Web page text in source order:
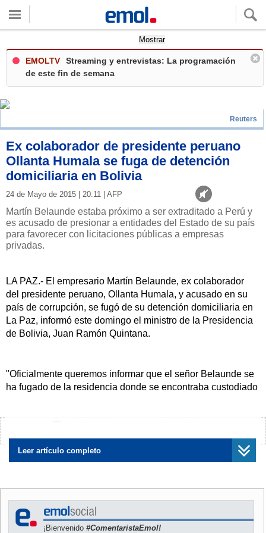
Mostrar
EMOLTV
Streaming y entrevistas: La programación
de este fin de semana
Reuters
Ex colaborador de presidente peruano
Ollanta Humala se fuga de detención
domiciliaria en Bolivia
24 de Mayo de 2015 | 20:11 | AFP
Martín Belaunde estaba próximo a ser extraditado a Perú y
es acusado de presionar a entidades del Estado de su país
para favorecer con licitaciones públicas a empresas
privadas.
LA PAZ.- El empresario Martín Belaunde, ex colaborador
del presidente peruano, Ollanta Humala, y acusado en su
país de corrupción, se fugó de su detención domiciliaria en
La Paz, informó este domingo el ministro de la Presidencia
de Bolivia, Juan Ramón Quintana.
"Oficialmente queremos informar que el señor Belaunde se
ha fugado de la residencia donde se encontraba custodiado
El "ciudadano peruano estaba a punto de ser extraditado a
Leer artículo completo
¡Bienvenido #ComentaristaEmol!